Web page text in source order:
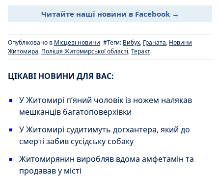
Читайте наші новини в Facebook →
Опубліковано в Місцеві новини #Теги: Вибух, Граната, Новини
Житомира, Поліція Житомирської області,Теракт
ЦІКАВІ НОВИНИ ДЛЯ ВАС:
У Житомирі п’яний чоловік із ножем налякав
мешканців багатоповерхівки
У Житомирі судитимуть догхантера, який до
смерті забив сусідську собаку
Житомирянин виробляв вдома амфетамін та
продавав у місті